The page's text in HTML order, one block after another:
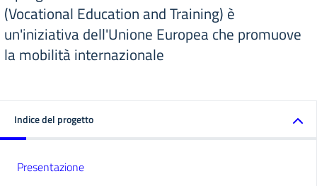
(Vocational Education and Training) è
un'iniziativa dell'Unione Europea che promuove
la mobilità internazionale
Indice del progetto
Presentazione